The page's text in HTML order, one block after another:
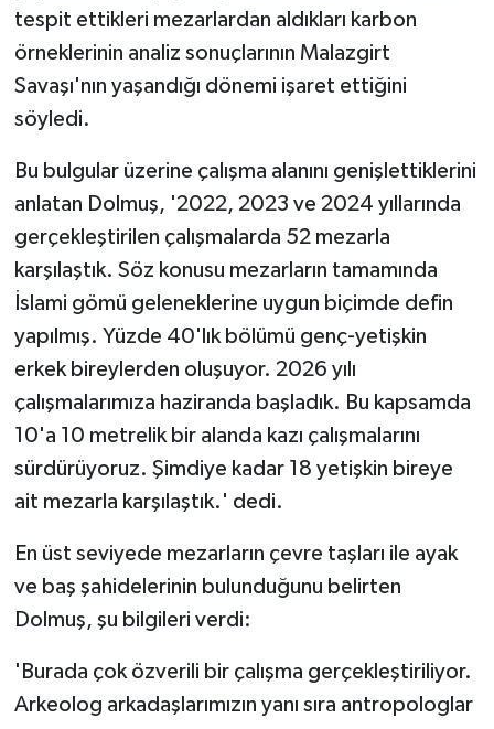
tespit ettikleri mezarlardan aldıkları karbon
örneklerinin analiz sonuçlarının Malazgirt
Savaşı'nın yaşandığı dönemi işaret ettiğini
söyledi.
Bu bulgular üzerine çalışma alanını genişlettiklerini
anlatan Dolmuş, '2022, 2023 ve 2024 yıllarında
gerçekleştirilen çalışmalarda 52 mezarla
karşılaştık. Söz konusu mezarların tamamında
İslami gömü geleneklerine uygun biçimde defin
yapılmış. Yüzde 40'lık bölümü genç-yetişkin
erkek bireylerden oluşuyor. 2026 yılı
çalışmalarımıza haziranda başladık. Bu kapsamda
10'a 10 metrelik bir alanda kazı çalışmalarını
sürdürüyoruz. Şimdiye kadar 18 yetişkin bireye
ait mezarla karşılaştık.' dedi.
En üst seviyede mezarların çevre taşları ile ayak
ve baş şahidelerinin bulunduğunu belirten
Dolmuş, şu bilgileri verdi:
'Burada çok özverili bir çalışma gerçekleştiriliyor.
Arkeolog arkadaşlarımızın yanı sıra antropologlar